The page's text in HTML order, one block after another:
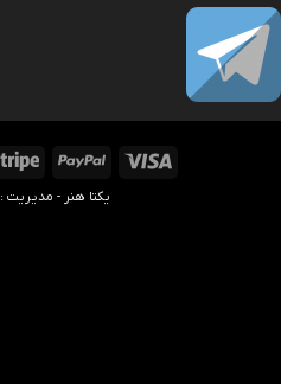
Visa
PayPal
یکتا هنر - مدیریت : 5343119-0919